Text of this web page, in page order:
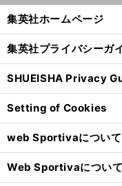
集英社ホームページ
集英社プライバシーガ
SHUEISHA Privacy
Setting of Cookies
web Sportivaについて
Web Sportivaについ